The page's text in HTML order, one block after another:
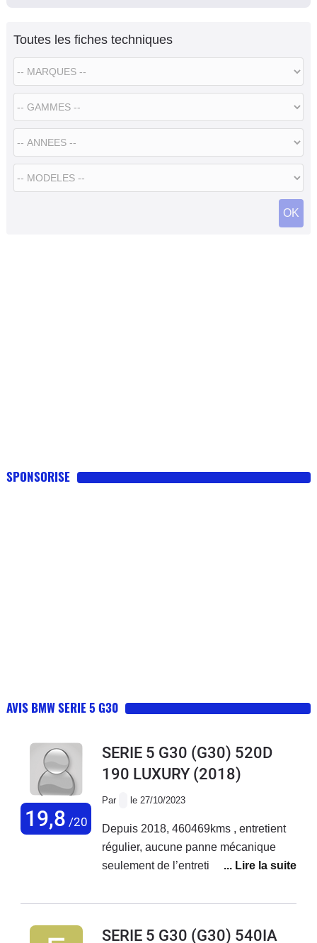
Toutes les fiches techniques
SPONSORISE
AVIS BMW SERIE 5 G30
19,8 /20
SERIE 5 G30 (G30) 520D
190 LUXURY (2018)
Par le 27/10/2023
Depuis 2018, 460469kms , entretient
régulier, aucune panne mécanique
seulement de l’entretien, une batterie.
très content.
SERIE 5 G30 (G30) 540IA